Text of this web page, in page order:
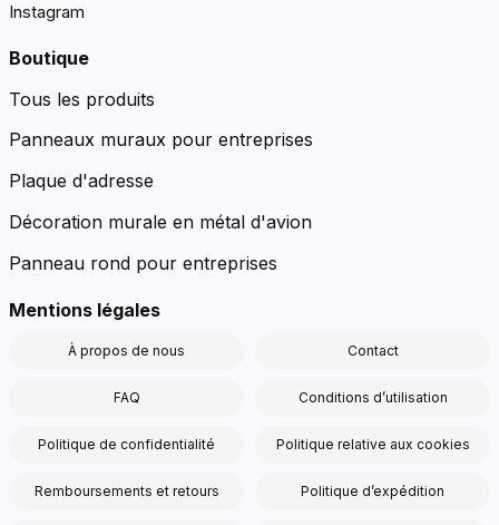
Instagram
Boutique
Tous les produits
Panneaux muraux pour entreprises
Plaque d'adresse
Décoration murale en métal d'avion
Panneau rond pour entreprises
Mentions légales
À propos de nous Contact
FAQ Conditions d’utilisation
Politique de confidentialité Politique relative aux cookies
Remboursements et retours Politique d’expédition